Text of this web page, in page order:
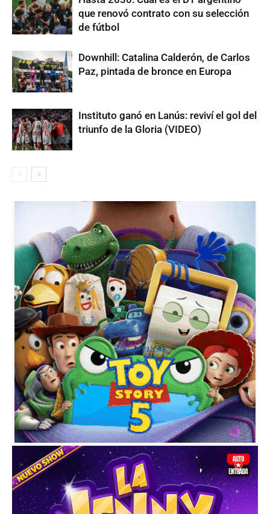
que renovó contrato con su selección
de fútbol
Downhill: Catalina Calderón, de Carlos
Paz, pintada de bronce en Europa
Instituto ganó en Lanús: reviví el gol del
triunfo de la Gloria (VIDEO)